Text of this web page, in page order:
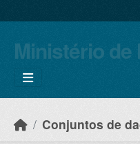
Ministério de
Conjuntos de